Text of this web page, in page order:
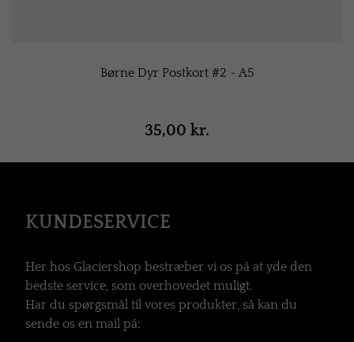
Børne Dyr Postkort #2 - A5
35,00 kr.
KUNDESERVICE
Her hos Glaciershop bestræber vi os på at yde den
bedste service, som overhovedet muligt.
Har du spørgsmål til vores produkter, så kan du
sende os en mail på: